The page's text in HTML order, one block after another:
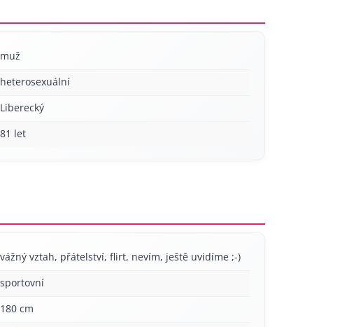
muž
heterosexuální
Liberecký
81 let
vážný vztah, přátelství, flirt, nevím, ještě uvidíme ;-)
sportovní
180 cm